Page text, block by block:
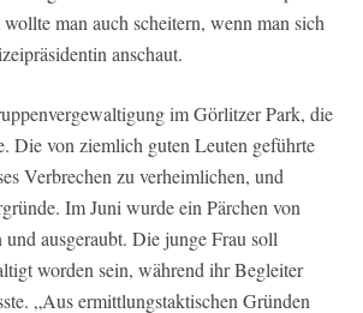
man auch scheitern, wenn man sich
anschaut.
im Görlitzer Park, die
Die von ziemlich guten Leuten geführte
Verbrechen zu verheimlichen, und
Im Juni wurde ein Pärchen von
ausgeraubt. Die junge Frau soll
worden sein, während ihr Begleiter
„Aus ermittlungstaktischen Gründen